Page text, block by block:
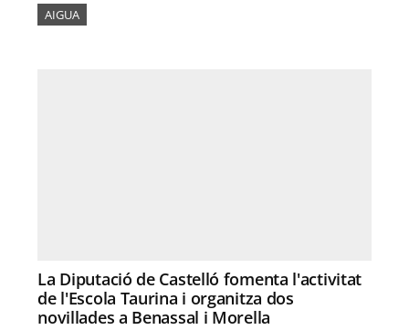
AIGUA
La Diputació de Castelló fomenta l'activitat
de l'Escola Taurina i organitza dos
novillades a Benassal i Morella